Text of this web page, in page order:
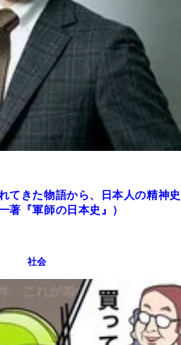
てきた物語から、日本人の精神史
著『軍師の日本史』）
社会